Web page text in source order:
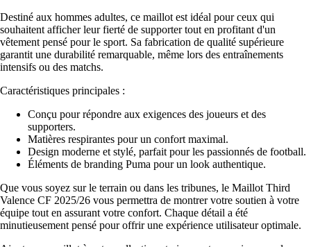
Destiné aux hommes adultes, ce maillot est idéal pour ceux qui
souhaitent afficher leur fierté de supporter tout en profitant d'un
vêtement pensé pour le sport. Sa fabrication de qualité supérieure
garantit une durabilité remarquable, même lors des entraînements
intensifs ou des matchs.
Caractéristiques principales :
Conçu pour répondre aux exigences des joueurs et des
supporters.
Matières respirantes pour un confort maximal.
Design moderne et stylé, parfait pour les passionnés de football.
Éléments de branding Puma pour un look authentique.
Que vous soyez sur le terrain ou dans les tribunes, le Maillot Third
Valence CF 2025/26 vous permettra de montrer votre soutien à votre
équipe tout en assurant votre confort. Chaque détail a été
minutieusement pensé pour offrir une expérience utilisateur optimale.